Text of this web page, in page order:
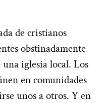
de cristianos
obstinadamente
iglesia local. Los
en comunidades
unos a otros. Y en